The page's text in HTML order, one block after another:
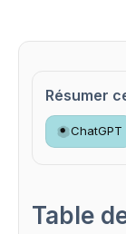
Résumer
ChatGPT
Table